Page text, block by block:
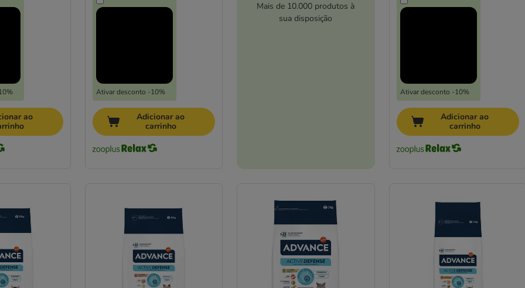
ao
Ativar desconto -10%
Adicionar ao
carrinho
Mais de 10.000 produtos à
sua disposição
Ativar desconto -10%
Adicionar ao
carrinho